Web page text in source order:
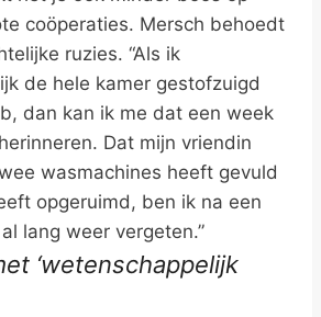
coöperaties. Mersch behoedt
ruzies. “Als ik
de hele kamer gestofzuigd
dan kan ik me dat een week
Dat mijn vriendin
wasmachines heeft gevuld
opgeruimd, ben ik na een
lang weer vergeten.”
‘wetenschappelijk